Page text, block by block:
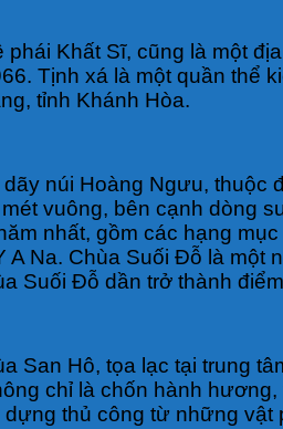
Khất Sĩ, cũng là một
Tịnh xá là một quần thể
tỉnh Khánh Hòa.
núi Hoàng Ngưu, thuộc
vuông, bên cạnh dòng
nhất, gồm các hạng
Na. Chùa Suối Đỗ là
Suối Đỗ dần trở thành
San Hô, tọa lạc tại trung
chỉ là chốn hành
thủ công từ những